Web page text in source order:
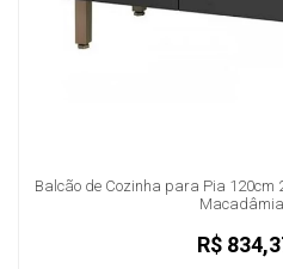
Balcão de Cozinha para Pia 120cm
R$